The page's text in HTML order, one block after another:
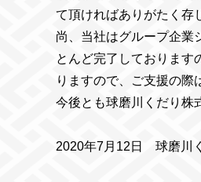
て頂ければありがたく存
尚、当社はグループ企業
とんど完了しております
りますので、ご支援の際
今後とも球磨川くだり株
2020年7月12日 球磨川